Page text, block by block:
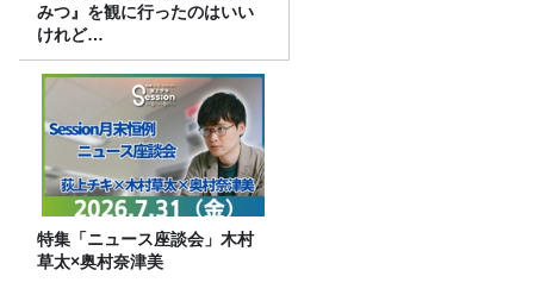
みつ』を観に行ったのはいい
けれど…
特集「ニュース座談会」木村
草太×奥村奈津美